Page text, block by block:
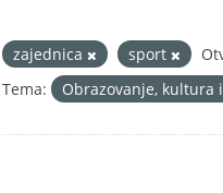
zajednica sport
Tema: Obrazovanje, kultura